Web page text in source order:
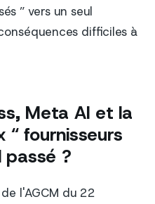
” vers un seul
difficiles à
Meta AI et la
“ fournisseurs
passé ?
l'AGCM du 22